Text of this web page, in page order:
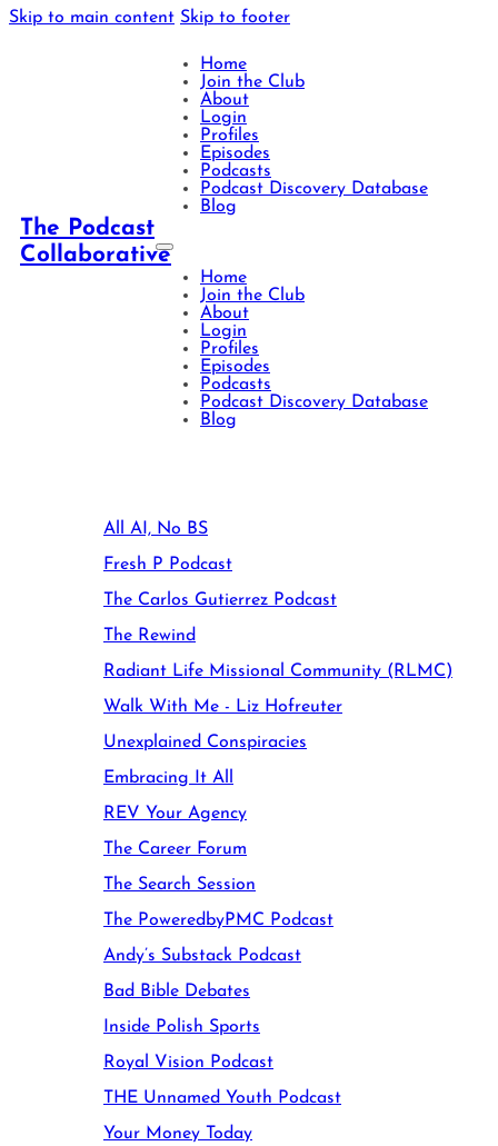
Skip to main content Skip to footer
The Podcast
Collaborative
Home
Join the Club
About
Login
Profiles
Episodes
Podcasts
Podcast Discovery Database
Blog
Home
Join the Club
About
Login
Profiles
Episodes
Podcasts
Podcast Discovery Database
Blog
All AI, No BS
Fresh P Podcast
The Carlos Gutierrez Podcast
The Rewind
Radiant Life Missional Community (RLMC)
Walk With Me - Liz Hofreuter
Unexplained Conspiracies
Embracing It All
REV Your Agency
The Career Forum
The Search Session
The PoweredbyPMC Podcast
Andy’s Substack Podcast
Bad Bible Debates
Inside Polish Sports
Royal Vision Podcast
THE Unnamed Youth Podcast
Your Money Today